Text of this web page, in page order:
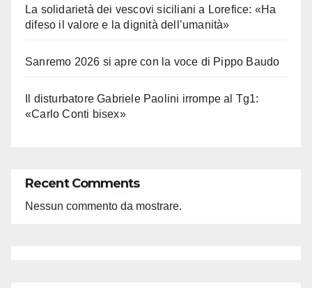
La solidarietà dei vescovi siciliani a Lorefice: «Ha
difeso il valore e la dignità dell’umanità»
Sanremo 2026 si apre con la voce di Pippo Baudo
Il disturbatore Gabriele Paolini irrompe al Tg1:
«Carlo Conti bisex»
Recent Comments
Nessun commento da mostrare.